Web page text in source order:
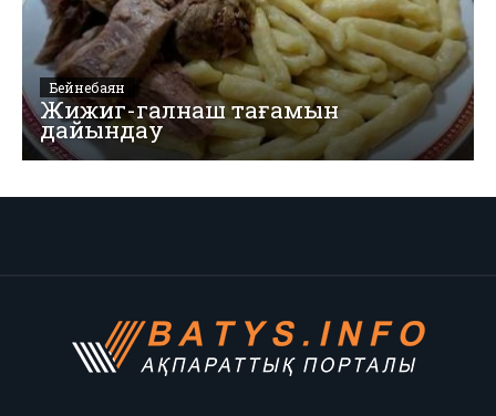
Бейнебаян
Жижиг-галнаш тағамын
дайындау